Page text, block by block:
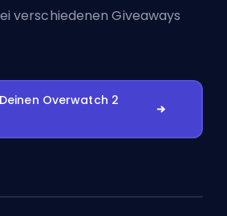
verschiedenen Giveaways
Overwatch 2